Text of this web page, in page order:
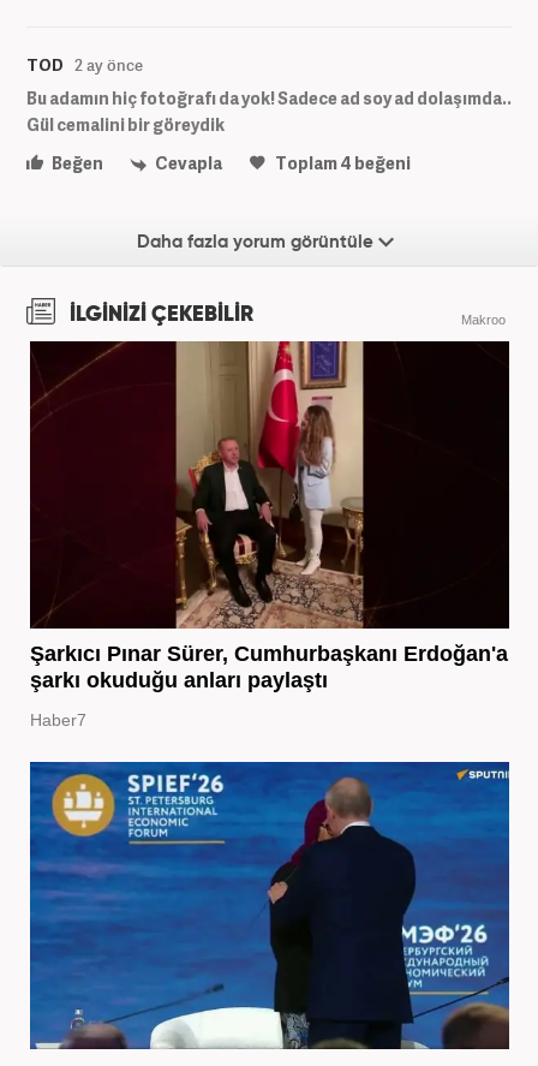
TOD 2 ay önce
Bu adamın hiç fotoğrafı da yok! Sadece ad soy ad dolaşımda..
Gül cemalini bir göreydik
Beğen
Cevapla Toplam4 beğeni
Daha fazla yorum görüntüle
İLGİNİZİ ÇEKEBİLİR Makroo
Şarkıcı Pınar Sürer, Cumhurbaşkanı Erdoğan'a
şarkı okuduğu anları paylaştı
Haber7